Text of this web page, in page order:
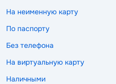
На неименную карту
По паспорту
Без телефона
На виртуальную карту
Наличными